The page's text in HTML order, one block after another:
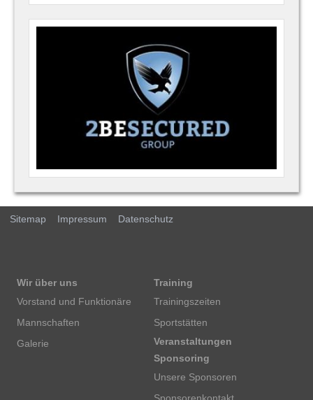
Sitemap Impressum Datenschutz
Wir über uns
Vorstand und Funktionäre
Mannschaften
Galerie
Training
Trainingszeiten
Sportstätten
Veranstaltungen
Sponsoring
Unsere Sponsoren
Sponsorenkontakt